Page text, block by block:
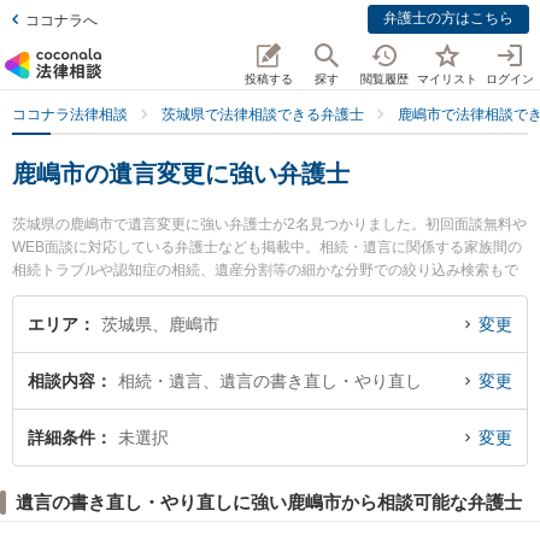
ココナラへ 弁護士の方はこちら
投稿する 探す 閲覧履歴 マイリスト ログイン
ココナラ法律相談 茨城県で法律相談できる弁護士 鹿嶋市で法律相談で
鹿嶋市の遺言変更に強い弁護士
茨城県の鹿嶋市で遺言変更に強い弁護士が2名見つかりました。初回面談無料や
WEB面談に対応している弁護士なども掲載中。相続・遺言に関係する家族間の
相続トラブルや認知症の相続、遺産分割等の細かな分野での絞り込み検索もで
き便利です。特に弁護士法人リーガルプラス かしま法律事務所の齋藤 碧弁護士
や弁護士法人リーガルプラス かしま法律事務所の佐々木 英人弁護士のプロフィ
トラブル解決の実績豊富な近くの弁護士を検索したい』『初回相談無料で遺言
変更を法律相談できる鹿嶋市内の弁護士に相談予約したい』などでお困りの相
談者さんにおすすめです。
エリア 茨城県、鹿嶋市 変更
相談内容 相続・遺言、遺言の書き直し・やり直し 変更
詳細条件 未選択 変更
遺言の書き直し・やり直しに強い鹿嶋市から相談可能な弁護士